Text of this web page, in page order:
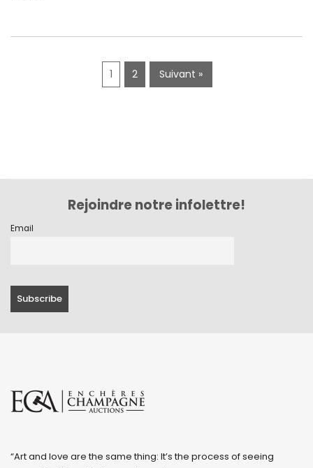
avril 2019
1 2 Suivant »
Rejoindre notre infolettre!
Email
“Art and love are the same thing: It’s the process of seeing